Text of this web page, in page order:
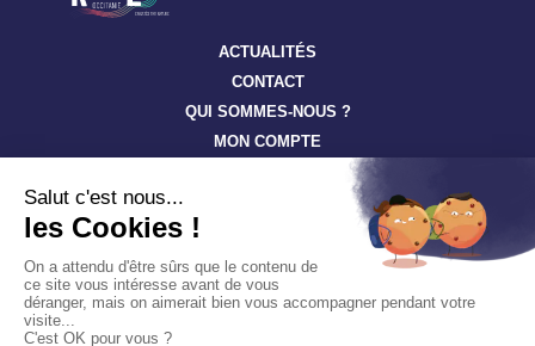
ACTUALITÉS
CONTACT
QUI SOMMES-NOUS ?
MON COMPTE
Suivez toute l’actualité à travers nos newsletters
S'ABONNER